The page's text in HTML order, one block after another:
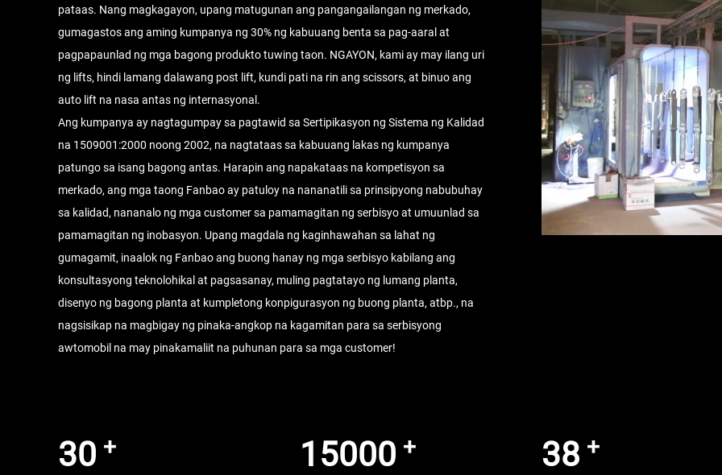
pataas. Nang magkagayon, upang matugunan ang pangangailangan ng merkado,
gumagastos ang aming kumpanya ng 30% ng kabuuang benta sa pag-aaral at
pagpapaunlad ng mga bagong produkto tuwing taon. NGAYON, kami ay may ilang uri
ng lifts, hindi lamang dalawang post lift, kundi pati na rin ang scissors, at binuo ang
auto lift na nasa antas ng internasyonal.
Ang kumpanya ay nagtagumpay sa pagtawid sa Sertipikasyon ng Sistema ng Kalidad
na 1509001:2000 noong 2002, na nagtataas sa kabuuang lakas ng kumpanya
patungo sa isang bagong antas. Harapin ang napakataas na kompetisyon sa
merkado, ang mga taong Fanbao ay patuloy na nananatili sa prinsipyong nabubuhay
sa kalidad, nananalo ng mga customer sa pamamagitan ng serbisyo at umuunlad sa
pamamagitan ng inobasyon. Upang magdala ng kaginhawahan sa lahat ng
gumagamit, inaalok ng Fanbao ang buong hanay ng mga serbisyo kabilang ang
konsultasyong teknolohikal at pagsasanay, muling pagtatayo ng lumang planta,
disenyo ng bagong planta at kumpletong konpigurasyon ng buong planta, atbp., na
nagsisikap na magbigay ng pinaka-angkop na kagamitan para sa serbisyong
awtomobil na may pinakamaliit na puhunan para sa mga customer!
30 + 15000 + 38 +